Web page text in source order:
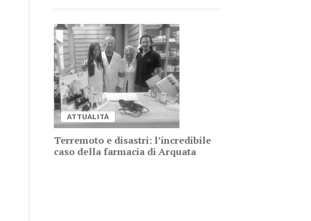
AT­TUA­LI­TÀ
Ter­re­mo­to e di­sa­stri: l’in­cre­di­bi­le
caso del­la far­ma­cia di Ar­qua­ta